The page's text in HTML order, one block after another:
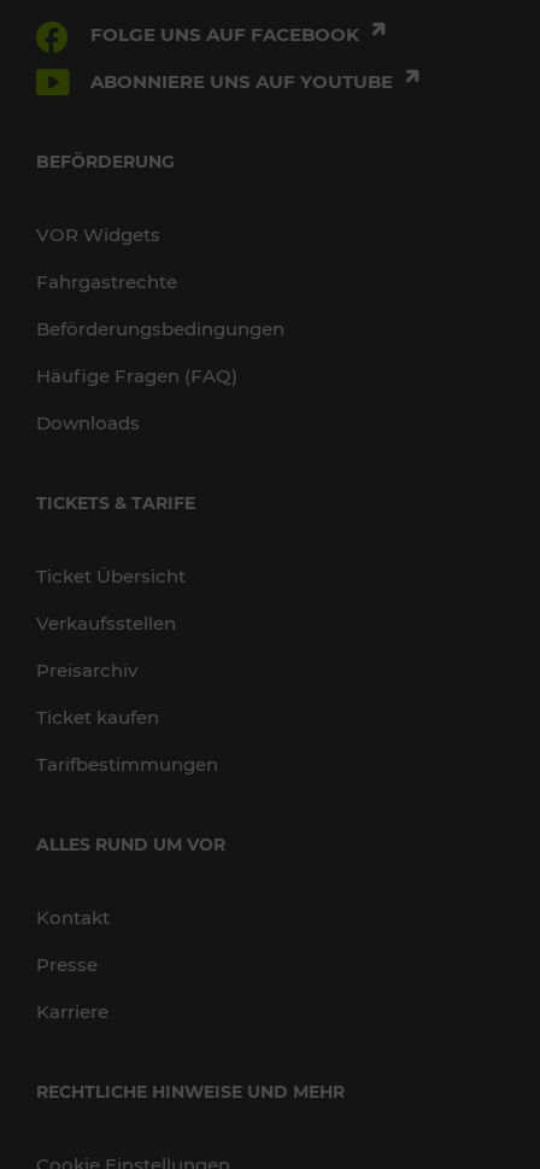
FOLGE UNS AUF FACEBOOK
ABONNIERE UNS AUF YOUTUBE
BEFÖRDERUNG
VOR Widgets
Fahrgastrechte
Beförderungsbedingungen
Häufige Fragen (FAQ)
Downloads
TICKETS & TARIFE
Ticket Übersicht
Verkaufsstellen
Preisarchiv
Ticket kaufen
Tarifbestimmungen
ALLES RUND UM VOR
Kontakt
Presse
Karriere
RECHTLICHE HINWEISE UND MEHR